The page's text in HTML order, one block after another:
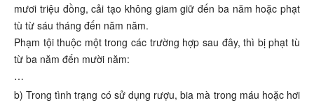
mươi triệu đồng, cải tạo không giam giữ đến ba năm hoặc phạt
tù từ sáu tháng đến năm năm.
Phạm tội thuộc một trong các trường hợp sau đây, thì bị phạt tù
từ ba năm đến mười năm:
…
b) Trong tình trạng có sử dụng rượu, bia mà trong máu hoặc hơi